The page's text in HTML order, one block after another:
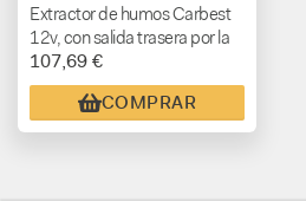
Extractor de humos Carbest
12v, con salida trasera por la
pared, doble motor.
107,69 €
COMPRAR